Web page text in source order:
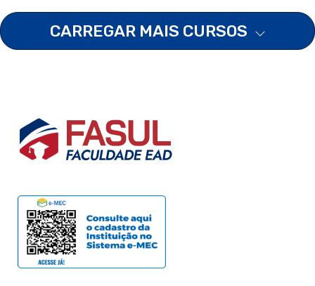
CARREGAR MAIS CURSOS